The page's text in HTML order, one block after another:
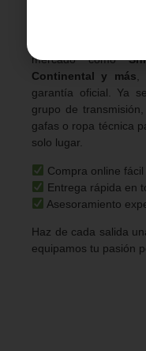
mercado como
Continental y más,
garantía oficial. Ya
grupo de
gafas o ropa técnica
solo lugar.
Compra online
Entrega rápida en
Asesoramiento
Haz de cada salida
equipamos tu pasión